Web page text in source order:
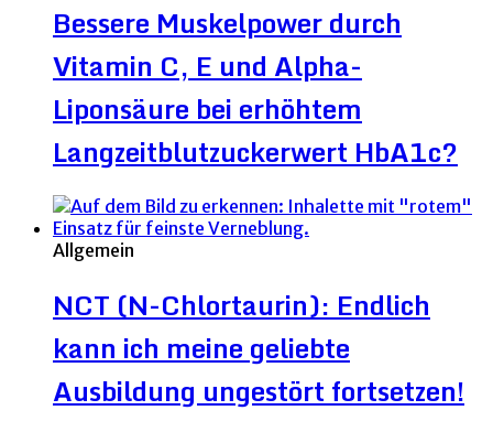
Bessere Muskelpower durch
Vitamin C, E und Alpha-
Liponsäure bei erhöhtem
Langzeitblutzuckerwert HbA1c?
Allgemein
NCT (N-Chlortaurin): Endlich
kann ich meine geliebte
Ausbildung ungestört fortsetzen!